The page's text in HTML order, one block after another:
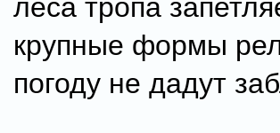
леса тропа
крупные формы
погоду не дадут